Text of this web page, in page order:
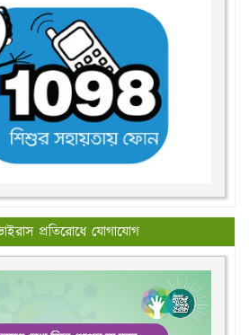
প্রতিরোধে যোগাযোগ